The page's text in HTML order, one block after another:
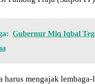
Gubernur Miq Iqbal
harus mengajak